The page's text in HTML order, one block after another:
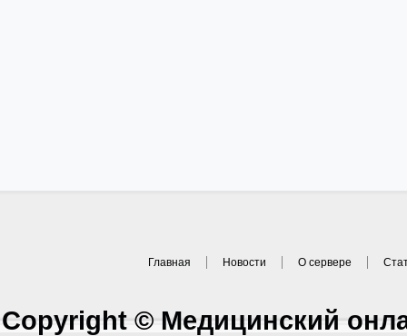
Главная Новости О сервере
Copyright © Медицинский